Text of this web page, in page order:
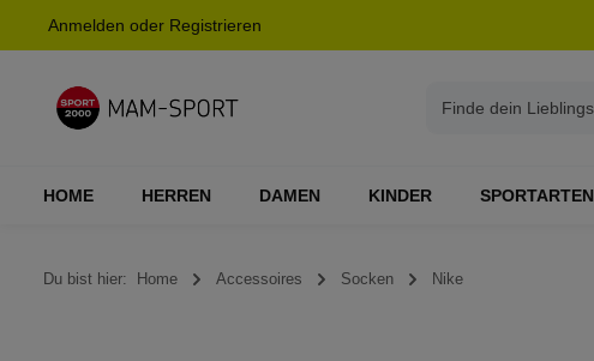
Zur Hauptnavigation springen
Anmelden oder Registrieren
HOME HERREN DAMEN KINDER SPORTARTEN
Du bist hier: Home Accessoires Socken Nike